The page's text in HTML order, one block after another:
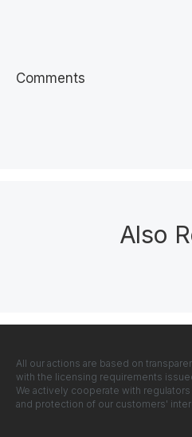
Comments
Also
All our actions are based on
with the licensing requirements
We actively cooperate with
and protection of our customers'